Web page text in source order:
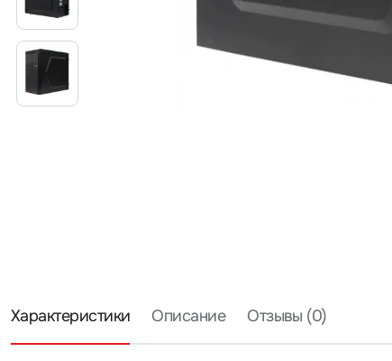
Характеристики Описание Отзывы (0)